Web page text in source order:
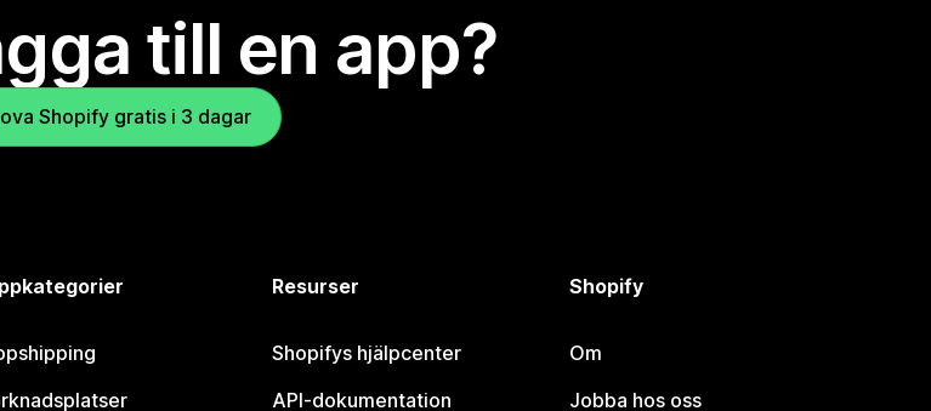
till en app?
Shopify gratis i 3 dagar
Resurser
Shopifys hjälpcenter
API-dokumentation
Shopify
Om
Jobba hos oss